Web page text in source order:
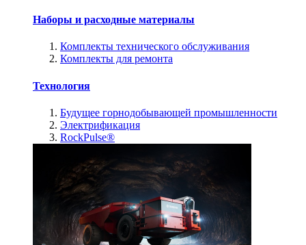
Наборы и расходные материалы
Комплекты технического обслуживания
Комплекты для ремонта
Технология
Будущее горнодобывающей промышленности
Электрификация
RockPulse®